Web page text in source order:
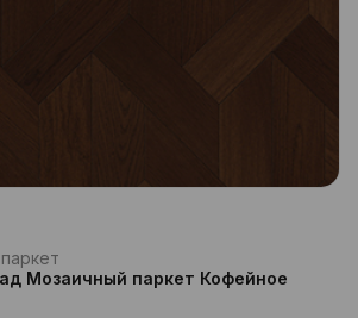
Мозаичный паркет Кофейное